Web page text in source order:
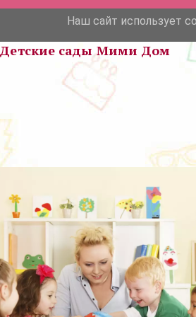
Детские сады Мими Дом
Наш сайт использует